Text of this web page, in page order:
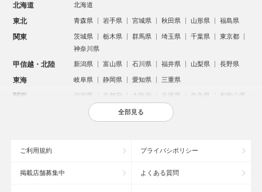
北海道 北海道
東北 青森県 岩手県 宮城県 秋田県 山形県 福島県
関東 茨城県 栃木県 群馬県 埼玉県 千葉県
東京都
神奈川県
甲信越・北陸 新潟県 富山県 石川県 福井県 山梨県 長野県
東海 岐阜県 静岡県 愛知県 三重県
関西 滋賀県 京都府 大阪府 兵庫県 奈良県 和歌山県
鳥取県 島根県 岡山県 広島県
沖縄県
全部見る
ご利用規約 プライバシポリシー
掲載店舗募集中 よくある質問